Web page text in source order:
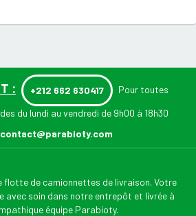
: +212 662 630417 Pour toutes
du lundi au vendredi de 9h00 à 18h30
contact@parabioty.com
flotte de camionnettes de livraison. Votre
avec soin dans notre entrepôt et livrée à
équipe Parabioty.